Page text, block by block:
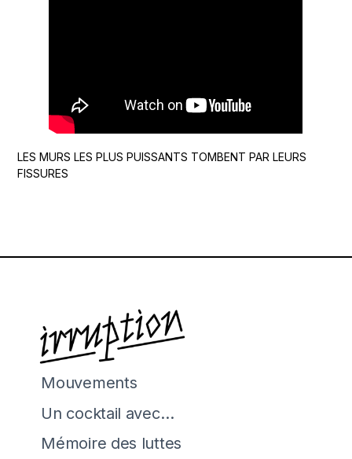
LES MURS LES PLUS PUISSANTS TOMBENT PAR LEURS
FISSURES
Mouvements
Un cocktail avec…
Mémoire des luttes